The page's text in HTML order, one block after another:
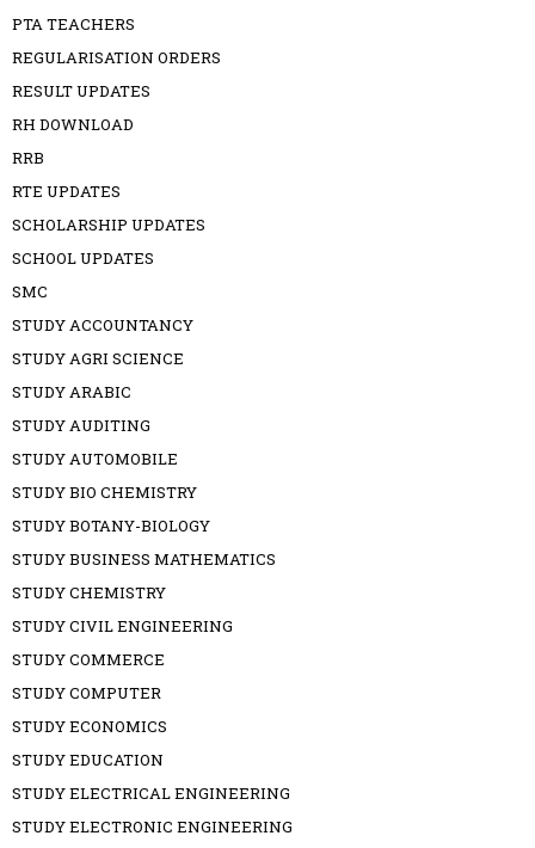
PTA TEACHERS
REGULARISATION ORDERS
RESULT UPDATES
RH DOWNLOAD
RRB
RTE UPDATES
SCHOLARSHIP UPDATES
SCHOOL UPDATES
SMC
STUDY ACCOUNTANCY
STUDY AGRI SCIENCE
STUDY ARABIC
STUDY AUDITING
STUDY AUTOMOBILE
STUDY BIO CHEMISTRY
STUDY BOTANY-BIOLOGY
STUDY BUSINESS MATHEMATICS
STUDY CHEMISTRY
STUDY CIVIL ENGINEERING
STUDY COMMERCE
STUDY COMPUTER
STUDY ECONOMICS
STUDY EDUCATION
STUDY ELECTRICAL ENGINEERING
STUDY ELECTRONIC ENGINEERING